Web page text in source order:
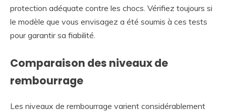
protection adéquate contre les chocs. Vérifiez toujours si
le modèle que vous envisagez a été soumis à ces tests
pour garantir sa fiabilité.
Comparaison des niveaux de
rembourrage
Les niveaux de rembourrage varient considérablement